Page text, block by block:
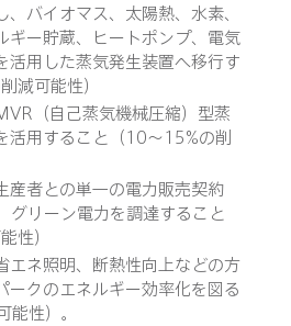
バイオマス、太陽熱、水素、
ギー貯蔵、ヒートポンプ、電気
活用した蒸気発生装置へ移行す
減可能性）
（自己蒸気機械圧縮）型蒸
活用すること（10〜15%の削
産者との単一の電力販売契約
グリーン電力を調達すること
性）
エネ照明、断熱性向上などの方
ークのエネルギー効率化を図る
性）。